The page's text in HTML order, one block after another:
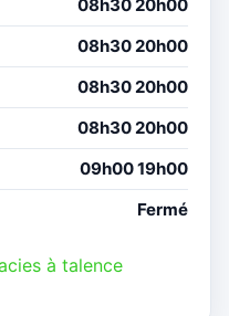
08h30 20h00
08h30 20h00
08h30 20h00
08h30 20h00
09h00 19h00
Fermé
à talence